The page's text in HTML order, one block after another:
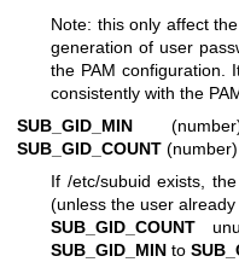
Note: this only affect
generation of user
the PAM configuration.
consistently with the
SUB_GID_MIN
SUB_GID_COUNT (number)
If /etc/subuid exists,
(unless the user
SUB_GID_COUNT
SUB_GID_MIN to